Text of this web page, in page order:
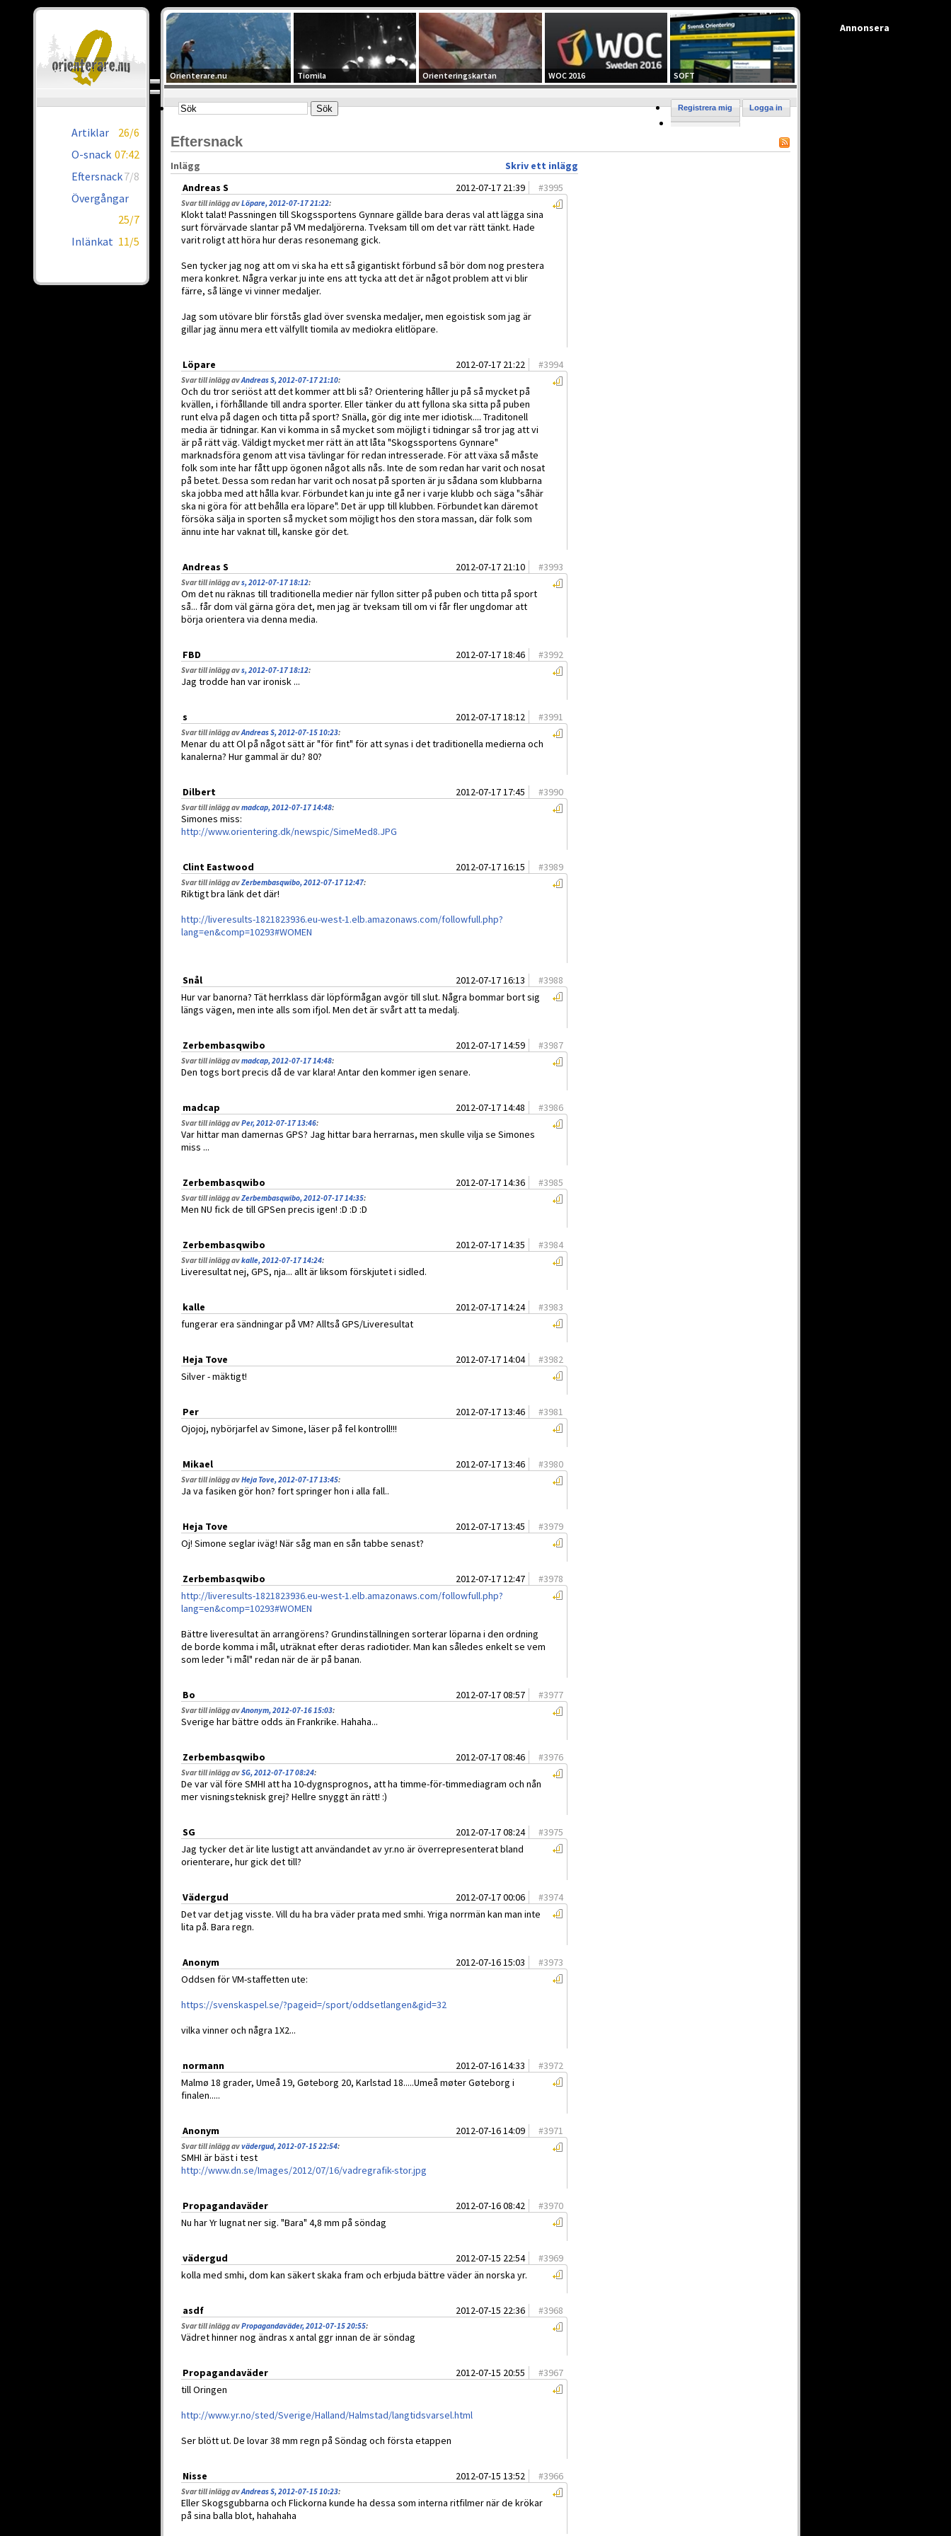
Artiklar
26/6
O-snack 07:42
Eftersnack7/8
Övergångar
25/7
Inlänkat 11/5
Orienterare.nu Tiomila Orienteringskartan WOC 2016 SOFT
Logga in
Registrera mig
Eftersnack
Skriv ett inlägg
Inlägg
Andreas S
2012-07-17 21:39 #3995
Svar till inlägg avLöpare, 2012-07-17 21:22:
Klokt talat! Passningen till Skogssportens Gynnare gällde bara deras val att lägga sina
surt förvärvade slantar på VM medaljörerna. Tveksam till om det var rätt tänkt. Hade
varit roligt att höra hur deras resonemang gick.
Sen tycker jag nog att om vi ska ha ett så gigantiskt förbund så bör dom nog prestera
mera konkret. Några verkar ju inte ens att tycka att det är något problem att vi blir
färre, så länge vi vinner medaljer.
Jag som utövare blir förstås glad över svenska medaljer, men egoistisk som jag är
gillar jag ännu mera ett välfyllt tiomila av mediokra elitlöpare.
Löpare 2012-07-17 21:22 #3994
Svar till inlägg avAndreas S, 2012-07-17 21:10:
Och du tror seriöst att det kommer att bli så? Orientering håller ju på så mycket på
kvällen, i förhållande till andra sporter. Eller tänker du att fyllona ska sitta på puben
runt elva på dagen och titta på sport? Snälla, gör dig inte mer idiotisk.... Traditonell
media är tidningar. Kan vi komma in så mycket som möjligt i tidningar så tror jag att vi
är på rätt väg. Väldigt mycket mer rätt än att låta "Skogssportens Gynnare"
marknadsföra genom att visa tävlingar för redan intresserade. För att växa så måste
folk som inte har fått upp ögonen något alls nås. Inte de som redan har varit och nosat
på betet. Dessa som redan har varit och nosat på sporten är ju sådana som klubbarna
ska jobba med att hålla kvar. Förbundet kan ju inte gå ner i varje klubb och säga "såhär
ska ni göra för att behålla era löpare". Det är upp till klubben. Förbundet kan däremot
försöka sälja in sporten så mycket som möjligt hos den stora massan, där folk som
ännu inte har vaknat till, kanske gör det.
Andreas S 2012-07-17 21:10 #3993
Svar till inlägg avs, 2012-07-17 18:12:
Om det nu räknas till traditionella medier när fyllon sitter på puben och titta på sport
så... får dom väl gärna göra det, men jag är tveksam till om vi får fler ungdomar att
börja orientera via denna media.
FBD 2012-07-17 18:46 #3992
Svar till inlägg avs, 2012-07-17 18:12:
Jag trodde han var ironisk ...
s 2012-07-17 18:12 #3991
Svar till inlägg avAndreas S, 2012-07-15 10:23:
Menar du att Ol på något sätt är "för fint" för att synas i det traditionella medierna och
kanalerna? Hur gammal är du? 80?
Dilbert 2012-07-17 17:45 #3990
Svar till inlägg avmadcap, 2012-07-17 14:48:
Simones miss:
http://www.orientering.dk/newspic/SimeMed8.JPG
Clint Eastwood 2012-07-17 16:15 #3989
Svar till inlägg avZerbembasqwibo, 2012-07-17 12:47:
Riktigt bra länk det där!
http://liveresults-1821823936.eu-west-1.elb.amazonaws.com/followfull.php?
lang=en&comp=10293#WOMEN
Snål 2012-07-17 16:13 #3988
Hur var banorna? Tät herrklass där löpförmågan avgör till slut. Några bommar bort sig
längs vägen, men inte alls som ifjol. Men det är svårt att ta medalj.
Zerbembasqwibo 2012-07-17 14:59 #3987
Svar till inlägg avmadcap, 2012-07-17 14:48:
Den togs bort precis då de var klara! Antar den kommer igen senare.
madcap 2012-07-17 14:48 #3986
Svar till inlägg avPer, 2012-07-17 13:46:
Var hittar man damernas GPS? Jag hittar bara herrarnas, men skulle vilja se Simones
miss ...
Zerbembasqwibo 2012-07-17 14:36 #3985
Svar till inlägg avZerbembasqwibo, 2012-07-17 14:35:
Men NU fick de till GPSen precis igen! :D :D :D
Zerbembasqwibo 2012-07-17 14:35 #3984
Svar till inlägg avkalle, 2012-07-17 14:24:
Liveresultat nej, GPS, nja... allt är liksom förskjutet i sidled.
kalle 2012-07-17 14:24 #3983
fungerar era sändningar på VM? Alltså GPS/Liveresultat
Heja Tove 2012-07-17 14:04 #3982
Silver - mäktigt!
Per 2012-07-17 13:46 #3981
Ojojoj, nybörjarfel av Simone, läser på fel kontroll!!!
Mikael 2012-07-17 13:46 #3980
Svar till inlägg avHeja Tove, 2012-07-17 13:45:
Ja va fasiken gör hon? fort springer hon i alla fall..
Heja Tove 2012-07-17 13:45 #3979
Oj! Simone seglar iväg! När såg man en sån tabbe senast?
Zerbembasqwibo 2012-07-17 12:47 #3978
http://liveresults-1821823936.eu-west-1.elb.amazonaws.com/followfull.php?
lang=en&comp=10293#WOMEN
Bättre liveresultat än arrangörens? Grundinställningen sorterar löparna i den ordning
de borde komma i mål, uträknat efter deras radiotider. Man kan således enkelt se vem
som leder "i mål" redan när de är på banan.
Bo 2012-07-17 08:57 #3977
Svar till inlägg avAnonym, 2012-07-16 15:03:
Sverige har bättre odds än Frankrike. Hahaha...
Zerbembasqwibo 2012-07-17 08:46 #3976
Svar till inlägg avSG, 2012-07-17 08:24:
De var väl före SMHI att ha 10-dygnsprognos, att ha timme-för-timmediagram och nån
mer visningsteknisk grej? Hellre snyggt än rätt! :)
SG 2012-07-17 08:24 #3975
Jag tycker det är lite lustigt att användandet av yr.no är överrepresenterat bland
orienterare, hur gick det till?
Vädergud 2012-07-17 00:06 #3974
Det var det jag visste. Vill du ha bra väder prata med smhi. Yriga norrmän kan man inte
lita på. Bara regn.
Anonym 2012-07-16 15:03 #3973
Oddsen för VM-staffetten ute:
https://svenskaspel.se/?pageid=/sport/oddsetlangen&gid=32
vilka vinner och några 1X2...
normann 2012-07-16 14:33 #3972
Malmø 18 grader, Umeå 19, Gøteborg 20, Karlstad 18.....Umeå møter Gøteborg i
finalen.....
Anonym 2012-07-16 14:09 #3971
Svar till inlägg avvädergud, 2012-07-15 22:54:
SMHI är bäst i test
http://www.dn.se/Images/2012/07/16/vadregrafik-stor.jpg
Propagandaväder 2012-07-16 08:42 #3970
Nu har Yr lugnat ner sig. "Bara" 4,8 mm på söndag
vädergud 2012-07-15 22:54 #3969
kolla med smhi, dom kan säkert skaka fram och erbjuda bättre väder än norska yr.
asdf 2012-07-15 22:36 #3968
Svar till inlägg avPropagandaväder, 2012-07-15 20:55:
Vädret hinner nog ändras x antal ggr innan de är söndag
Propagandaväder 2012-07-15 20:55 #3967
till Oringen
http://www.yr.no/sted/Sverige/Halland/Halmstad/langtidsvarsel.html
Ser blött ut. De lovar 38 mm regn på Söndag och första etappen
Nisse 2012-07-15 13:52 #3966
Svar till inlägg avAndreas S, 2012-07-15 10:23:
Eller Skogsgubbarna och Flickorna kunde ha dessa som interna ritfilmer när de krökar
på sina balla blot, hahahaha
Annonsera